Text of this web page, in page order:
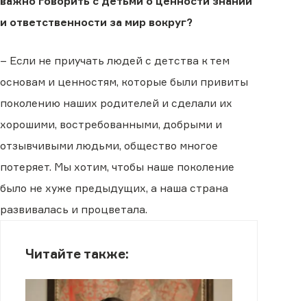
и ответственности за мир вокруг?
– Если не приучать людей с детства к тем
основам и ценностям, которые были привиты
поколению наших родителей и сделали их
хорошими, востребованными, добрыми и
отзывчивыми людьми, общество многое
потеряет. Мы хотим, чтобы наше поколение
было не хуже предыдущих, а наша страна
развивалась и процветала.
Читайте также: